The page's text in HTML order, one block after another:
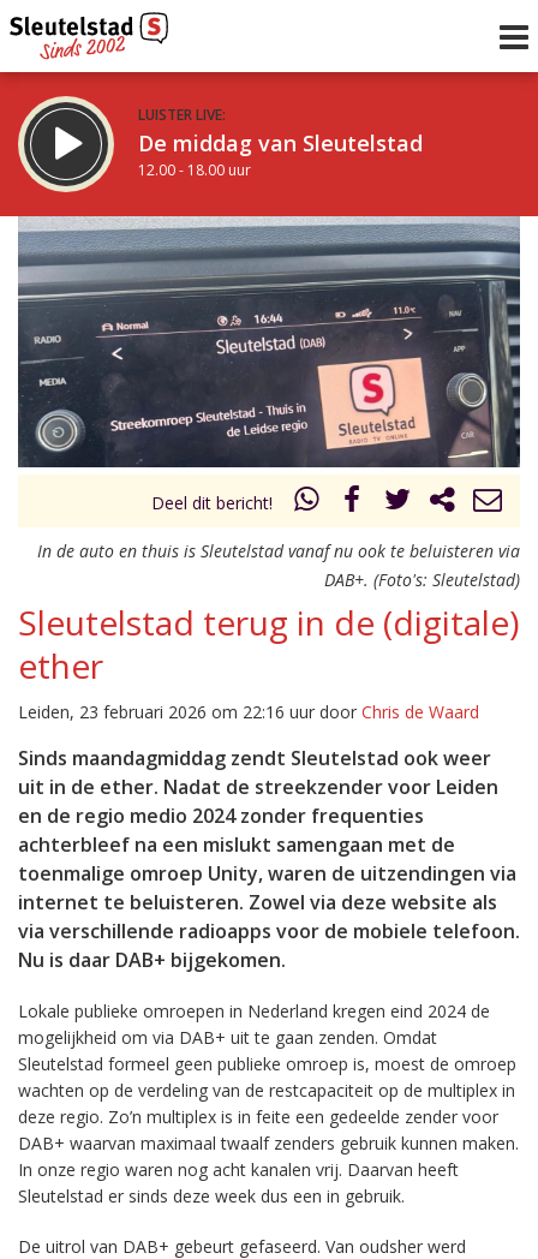
LUISTER LIVE:
De middag van Sleutelstad
12.00 - 18.00 uur
STRAKS:
De vrijdagavond met Keanu
18.00 - 19.00 uur
Vorig uur
uur 1 van 0 Volgend uur
Deel dit bericht!
In de auto en thuis is Sleutelstad vanaf nu ook te beluisteren via
DAB+. (Foto's: Sleutelstad)
Sleutelstad terug in de (digitale)
ether
Leiden, 23 februari 2026 om 22:16 uur door Chris de Waard
Sinds maandagmiddag zendt Sleutelstad ook weer
uit in de ether. Nadat de streekzender voor Leiden
en de regio medio 2024 zonder frequenties
achterbleef na een mislukt samengaan met de
toenmalige omroep Unity, waren de uitzendingen via
internet te beluisteren. Zowel via deze website als
via verschillende radioapps voor de mobiele telefoon.
Nu is daar DAB+ bijgekomen.
Lokale publieke omroepen in Nederland kregen eind 2024 de
mogelijkheid om via DAB+ uit te gaan zenden. Omdat
Sleutelstad formeel geen publieke omroep is, moest de omroep
wachten op de verdeling van de restcapaciteit op de multiplex in
deze regio. Zo’n multiplex is in feite een gedeelde zender voor
DAB+ waarvan maximaal twaalf zenders gebruik kunnen maken.
In onze regio waren nog acht kanalen vrij. Daarvan heeft
Sleutelstad er sinds deze week dus een in gebruik.
De uitrol van DAB+ gebeurt gefaseerd. Van oudsher werd